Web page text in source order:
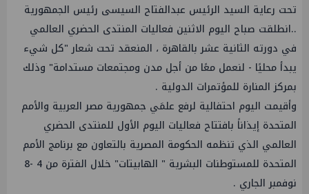
تحت رعاية السيد الرئيس عبدالفتاح السيسى رئيس الجمهورية
..انطلقت صباح اليوم الاثنين فعاليات المنتدى الحضري العالمي
في دورته الثانية عشر بالقاهرة ، المنعقد تحت شعار "كل شيء
يبدأ محليًا - لنعمل معًا من أجل مدن ومجتمعات مستدامة" وذلك
بمركز المنارة للمؤتمرات الدولية .
وأقيمت اليوم احتفالية لرفع علمَي جمهورية مصر العربية والأمم
المتحدة إيذاناً بافتتاح فعاليات اليوم الأول للمنتدى الحضري
العالمي الذي تنظمه الحكومة المصرية بالتعاون مع برنامج الأمم
المتحدة للمستوطنات البشرية " الهابيتات" خلال الفترة من 4 -8
نوفمبر الجاري .